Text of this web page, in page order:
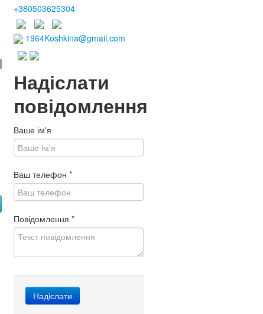
+380503625304
1964Koshkina@gmail.com
Надіслати
повідомлення
Ваше ім'я
Ваш телефон *
Повідомлення *